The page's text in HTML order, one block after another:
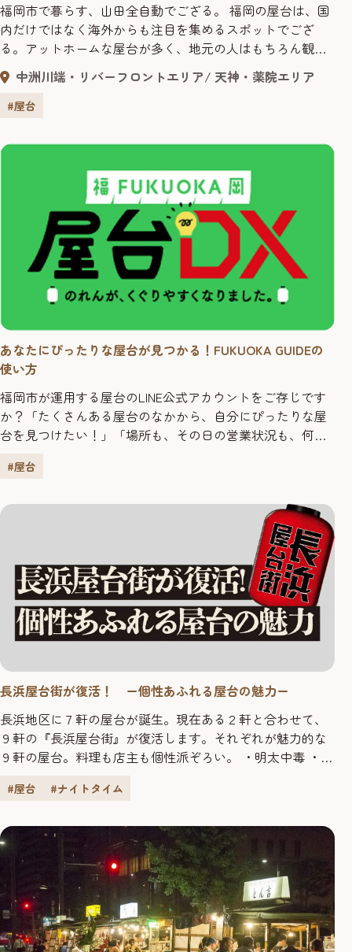
福岡市で暮らす、山田全自動でござる。 福岡の屋台は、国
内だけではなく海外からも注目を集めるスポットでござ
る。アットホームな屋台が多く、地元の人はもちろん観光
客にも人気。でも、まだまだ屋台に行ったことがない人も
いるようじゃ。はじめての屋台は、不安もあり、ちょっと
勇気がいるだろうが、そんな人のために、行く前に知って
れさえ知っておけば、屋台は怖く...
中洲川端・リバーフロントエリア 天神・薬院エリア
#屋台
あなたにぴったりな屋台が見つかる！FUKUOKA GUIDEの
使い方
福岡市が運用する屋台のLINE公式アカウントをご存じです
か？「たくさんある屋台のなかから、自分にぴったりな屋
台を見つけたい！」「場所も、その日の営業状況も、何が
ど、たくさん屋台があってどこに行くか悩んでいるみなさ
トがあるんです！そんな、屋台のLINE公式アカウント
#屋台
長浜屋台街が復活！ ー個性あふれる屋台の魅力ー
長浜地区に７軒の屋台が誕生。現在ある２軒と合わせて、
９軒の『長浜屋台街』が復活します。それぞれが魅力的な
９軒の屋台。料理も店主も個性派ぞろい。 ・明太中毒 ・長
ちゃん／屋台のたまちゃん別館 ・長浜市民球場 ・さよ子
レッシュで爽やかな明太子専門店！「明太...
#屋台 #ナイトタイム